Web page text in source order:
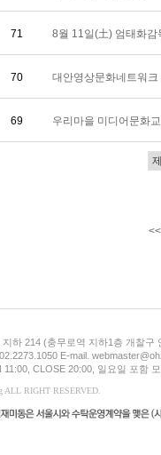
71 8월 11일(土) 엄태화감
70 대안영상문화네트워
69 우리마을 미디어문화
<<
하 214 (충무로역 지하1층 개찰구
E-mail.
11:00, CLOSE 20:00, 일요일 포함
ALL RIGHT RESERVED.